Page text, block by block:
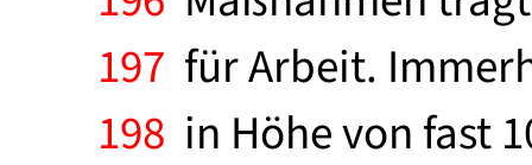
197 für Arbeit.
198 in Höhe von fast